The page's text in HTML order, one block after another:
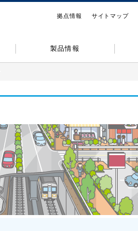
拠点情報 サイトマップ
製品情報